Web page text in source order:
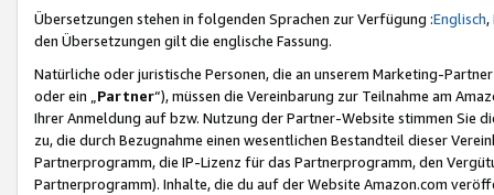
Übersetzungen stehen in folgenden Sprachen zur Verfügung :Englisch,
den Übersetzungen gilt die englische Fassung.
Natürliche oder juristische Personen, die an unserem Marketing-
oder ein „Partner“), müssen die Vereinbarung zur Teilnahme am
Ihrer Anmeldung auf bzw. Nutzung der Partner-Website stimmen Sie
zu, die durch Bezugnahme einen wesentlichen Bestandteil dieser
Partnerprogramm, die IP-Lizenz für das Partnerprogramm, den
Partnerprogramm). Inhalte, die du auf der Website Amazon.com